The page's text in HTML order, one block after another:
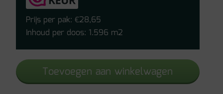
Classic
CLM1656
Naturelle
Met
Prijs per pak:€28,65
Inhoud per doos: 1.596 m2
Toevoegen aan winkelwagen